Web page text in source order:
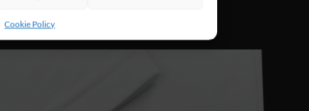
Cookie Policy